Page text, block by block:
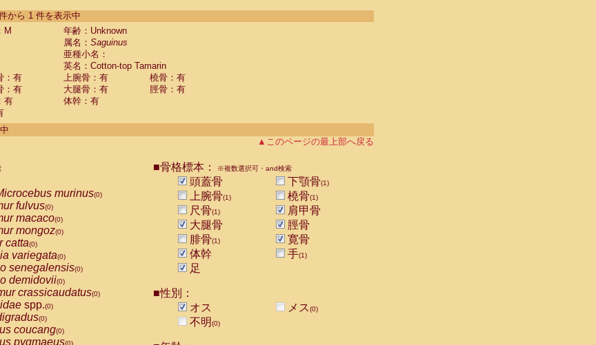
labiatus(0)
leucopus (0)
nigricollis (0)
oedipus
weddelli
spp.
(0)
(0)
caraya(0)
fusca(0)
spp.(0)
(0)
(0)
(0)
(0)
lagothricha
lagothricha cana
calvus rubicundus
から 1 件を表示中
M
年齢：Unknown
属名： Saguinus
亜種小名：
英名：Cotton-top Tamarin
：有 上腕骨：有
橈骨：有
：有 大腿骨：有
脛骨：有
有
体幹：有
▲このページの最上部へ戻る
murinus(0)
fulvus(0)
macaco(0)
mongoz(0)
catta(0)
variegata(0)
senegalensis(0)
demidovii(0)
crassicaudatus(0)
spp.(0)
(0)
coucang(0)
pygmaeus(0)
■骨格標本： ※複数選択可・and検索
頭蓋骨 下顎骨(1)
上腕骨(1) 橈骨(1)
尺骨(1)
肩甲骨
大腿骨
脛骨
腓骨(1)
寛骨
体幹
手(1)
足
■性別：
オス
メス(0)
不明(0)